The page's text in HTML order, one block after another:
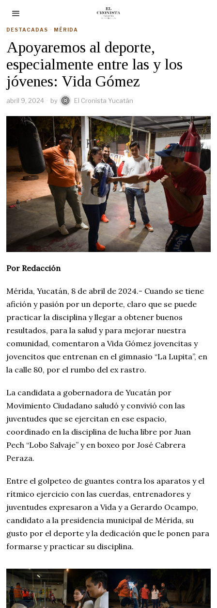
DESTACADAS · MÉRIDA
Apoyaremos al deporte,
especialmente entre las y los
jóvenes: Vida Gómez
abril 9, 2024 by El Cronista Yucatán
Por Redacción
Mérida, Yucatán, 8 de abril de 2024.- Cuando se tiene
afición y pasión por un deporte, claro que se puede
practicar la disciplina y llegar a obtener buenos
resultados, para la salud y para mejorar nuestra
comunidad, comentaron a Vida Gómez jovencitas y
jovencitos que entrenan en el gimnasio “La Lupita”, en
la calle 80, por el rumbo del ex rastro.
La candidata a gobernadora de Yucatán por
Movimiento Ciudadano saludó y convivió con las
juventudes que se ejercitan en ese espacio,
coordinado en la disciplina de lucha libre por Juan
Pech “Lobo Salvaje” y en boxeo por José Cabrera
Peraza.
Entre el golpeteo de guantes contra los aparatos y el
rítmico ejercicio con las cuerdas, entrenadores y
juventudes expresaron a Vida y a Gerardo Ocampo,
candidato a la presidencia municipal de Mérida, su
gusto por el deporte y la dedicación que le ponen para
formarse y practicar su disciplina.